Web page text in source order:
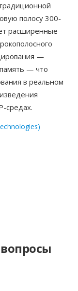
полосу 300-
расширенные
—
— что
в реальном
средах.